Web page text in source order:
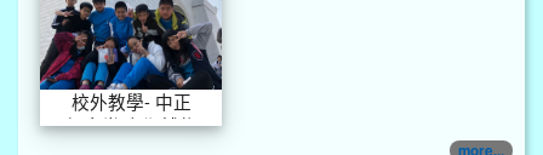
校外教學- 中正
紀念堂 台塑博物
more...